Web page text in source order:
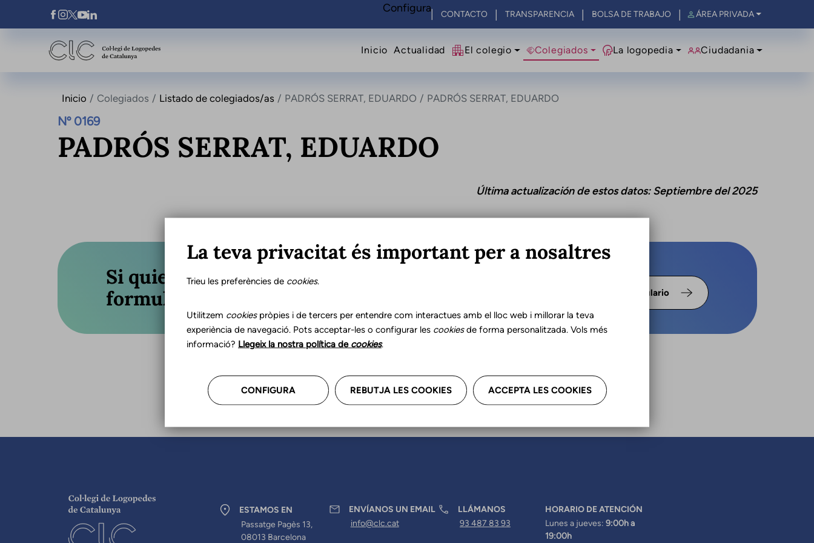
Pasar al contenido principal
Xarxes Socials CONTACTO TRANSPARENCIA BOLSA DE TRABAJO ÁREA PRIVADA
Navegació principal
Inicio Actualidad El colegio Colegiados La logopedia Ciudadania
Inicio Colegiados Listado de colegiados/as PADRÓS SERRAT, EDUARDO PADRÓS SERRAT, EDUARDO
Nº 0169
PADRÓS SERRAT, EDUARDO
Última actualización de estos datos: Septiembre del 2025
Si quieres actualizar tus datos profesionales, rellena el
formulario o llámanos.
Formulario
ESTAMOS EN
Passatge Pagès 13,
08013 Barcelona
ENVÍANOS UN EMAIL
info@clc.cat
LLÁMANOS
93 487 83 93
HORARIO DE ATENCIÓN
Lunes a jueves: 9:00h a
19:00h
Configura
La teva privacitat és important per a nosaltres
Trieu les preferències de cookies.
Utilitzem cookiespròpies i de tercers per entendre com interactues amb el lloc web i millorar la teva
experiència de navegació. Pots acceptar-les o configurar les cookiesde forma personalitzada. Vols més
informació? Llegeix la nostra política de cookies.
CONFIGURA REBUTJA LES COOKIES ACCEPTA LES COOKIES